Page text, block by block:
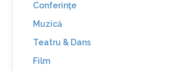
Conferinţe
Muzică
Teatru & Dans
Film